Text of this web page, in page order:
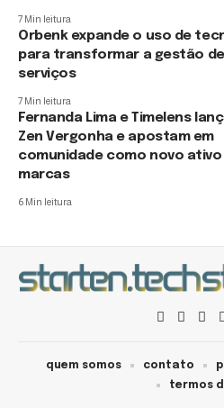
7 Min leitura
Orbenk expande o uso de
para transformar a gestão de
serviços
7 Min leitura
Fernanda Lima e Timelens
Zen Vergonha e apostam em
comunidade como novo
marcas
6 Min leitura
quem somos contato
termos